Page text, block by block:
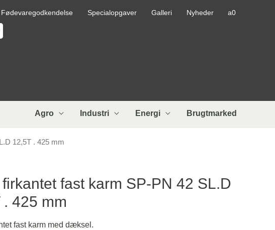
Fødevaregodkendelse Specialopgaver Galleri Nyheder
Agro Industri Energi Brugtmarked
12,5T . 425 mm
fast karm SP-PN 42 SL.D
. 425 mm
fast karm med dæksel.